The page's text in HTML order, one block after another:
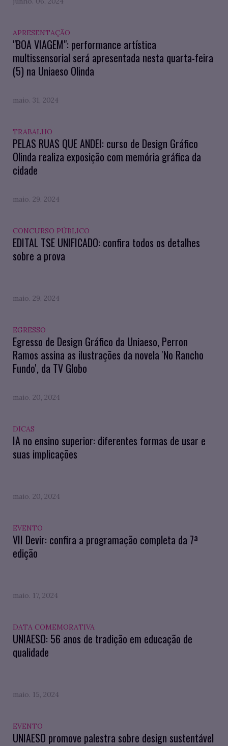
APRESENTAÇÃO
"BOA VIAGEM": performance artística
multissensorial será apresentada nesta quarta-feira
(5) na Uniaeso Olinda
maio. 31, 2024
TRABALHO
PELAS RUAS QUE ANDEI: curso de Design Gráfico
Olinda realiza exposição com memória gráfica da
cidade
maio. 29, 2024
CONCURSO PÚBLICO
EDITAL TSE UNIFICADO: confira todos os detalhes
sobre a prova
maio. 29, 2024
EGRESSO
Egresso de Design Gráfico da Uniaeso, Perron
Ramos assina as ilustrações da novela 'No Rancho
Fundo', da TV Globo
maio. 20, 2024
DICAS
IA no ensino superior: diferentes formas de usar e
suas implicações
maio. 20, 2024
EVENTO
VII Devir: confira a programação completa da 7ª
edição
maio. 17, 2024
DATA COMEMORATIVA
UNIAESO: 56 anos de tradição em educação de
qualidade
maio. 15, 2024
EVENTO
UNIAESO promove palestra sobre design sustentável